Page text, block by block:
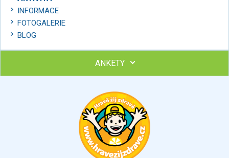
INFORMACE
FOTOGALERIE
BLOG
ANKETY